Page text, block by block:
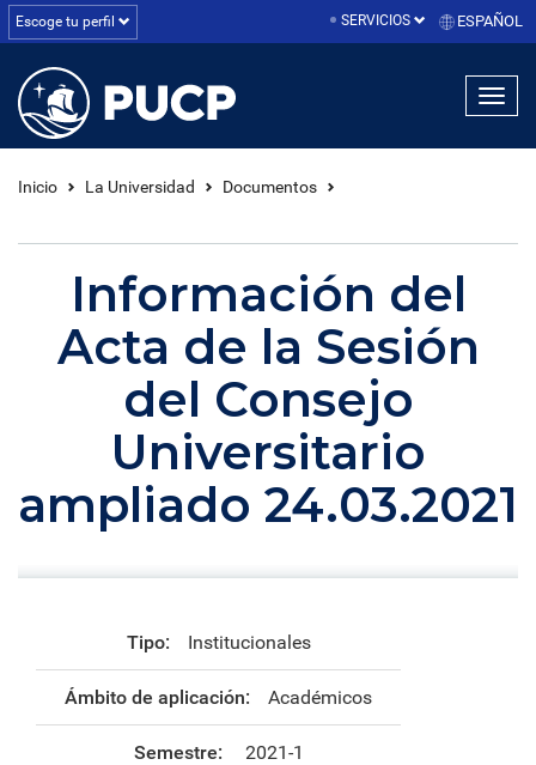
Escoge tu perfil SERVICIOS ESPAÑOL
Inicio La Universidad Documentos
Información del
Acta de la Sesión
del Consejo
Universitario
ampliado 24.03.2021
Tipo: Institucionales
Ámbito de aplicación: Académicos
Semestre: 2021-1